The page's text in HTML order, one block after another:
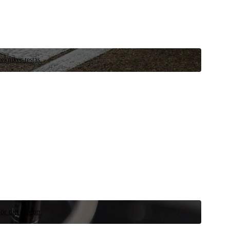
testas.
ditt fordon.